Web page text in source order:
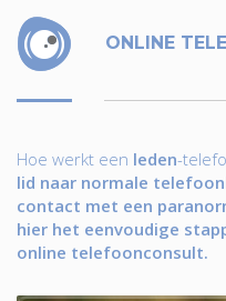
ONLINE
Hoe werkt een leden-
lid naar normale
contact met een
hier het eenvoudige
online telefoonconsult.